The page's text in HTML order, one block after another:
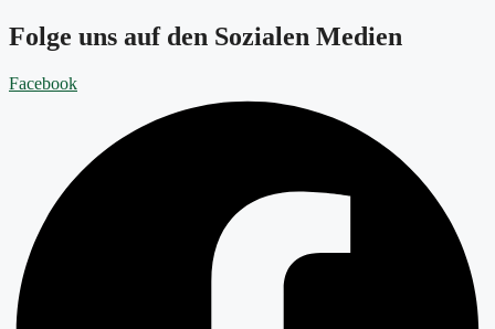
Folge uns auf den Sozialen Medien
Facebook